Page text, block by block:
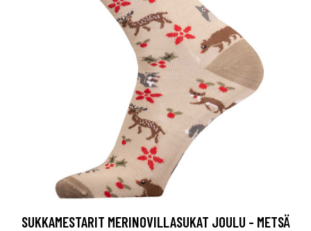
SUKKAMESTARIT MERINOVILLASUKAT JOULU - METSÄ